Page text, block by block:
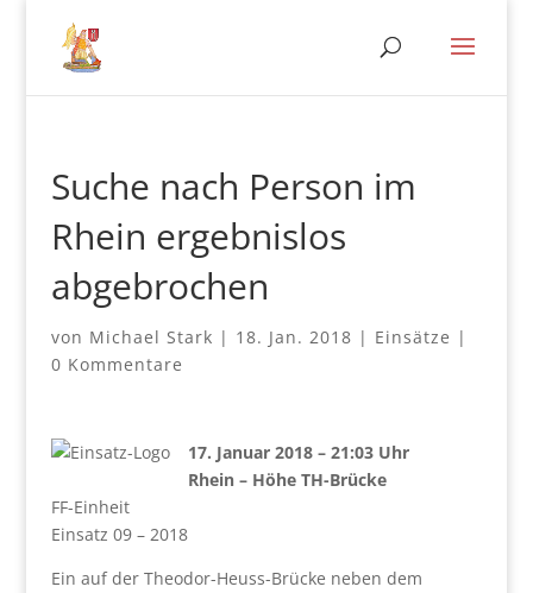
Suche nach Person im
Rhein ergebnislos
abgebrochen
von Michael Stark | 18. Jan. 2018 | Einsätze |
0 Kommentare
17. Januar 2018 – 21:03 Uhr
Rhein – Höhe TH-Brücke
FF-Einheit
Einsatz 09 – 2018
Ein auf der Theodor-Heuss-Brücke neben dem